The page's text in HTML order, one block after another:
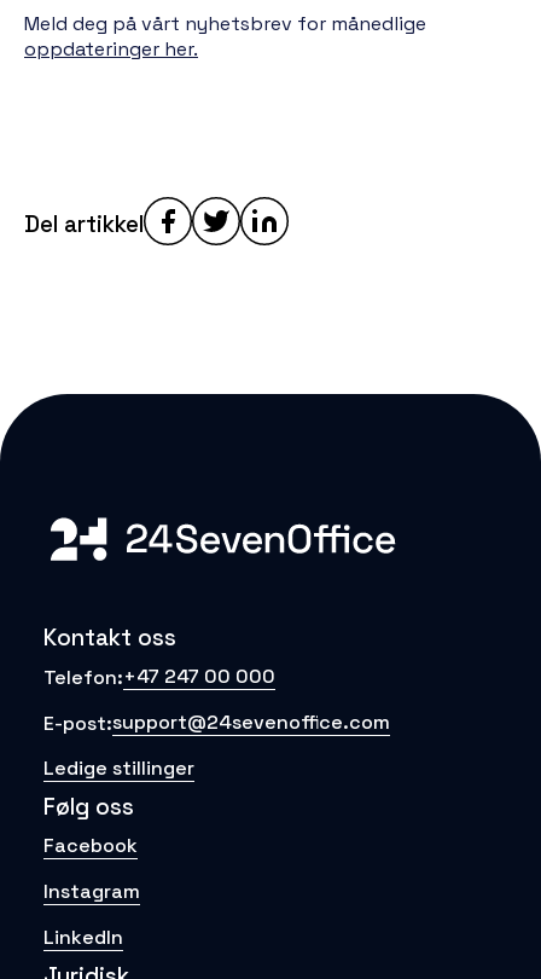
Meld deg på vårt nyhetsbrev for månedlige
oppdateringer her.
Del artikkel
Kontakt oss
Telefon:+47 247 00 000
E-post:support@24sevenoffice.com
Ledige stillinger
Følg oss
Facebook
Instagram
LinkedIn